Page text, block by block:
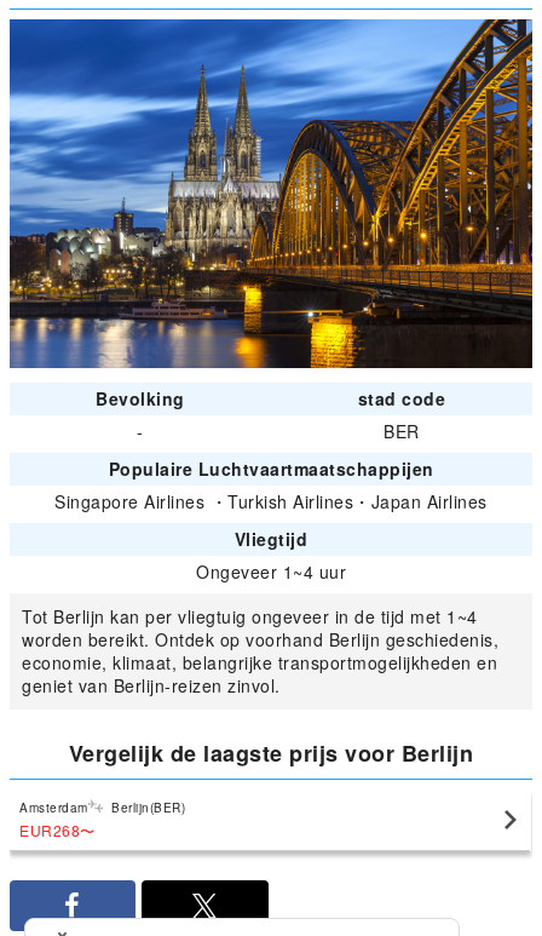
Bevolking
stad code
-
BER
Populaire Luchtvaartmaatschappijen
Singapore Airlines ・Turkish Airlines ・ Japan Airlines
Vliegtijd
Ongeveer 1~4 uur
Tot Berlijn kan per vliegtuig ongeveer in de tijd met 1~4
worden bereikt. Ontdek op voorhand Berlijn geschiedenis,
economie, klimaat, belangrijke transportmogelijkheden en
geniet van Berlijn-reizen zinvol.
Vergelijk de laagste prijs voor Berlijn
Amsterdam Berlijn(BER)
EUR268〜